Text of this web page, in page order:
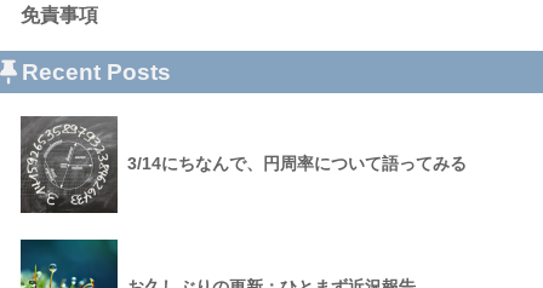
免責事項
Recent Posts
3/14にちなんで、円周率について語ってみる